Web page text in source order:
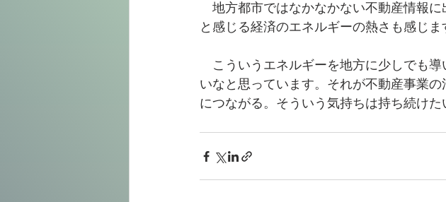
地方都市ではなかなかない不動産情報に
と感じる経済のエネルギーの熱さも感じま
こういうエネルギーを地方に少しでも
いなと思っています。それが不動産事業
につながる。そういう気持ちは持ち続けた